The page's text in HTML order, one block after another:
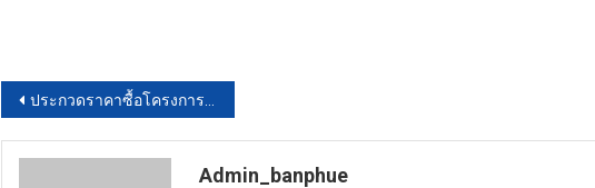
แนะแนว
เรื่อง
ประกวดราคาซื้อโครงการครุภัณฑ์ยานพาหนะและขนส่ง (รถโดยสารขนาด 12 ที่นั่ง) ด้วยวิธีประกวดราคาอิเล็กทรอนิกส์ (e-bidding)
Admin_banphue